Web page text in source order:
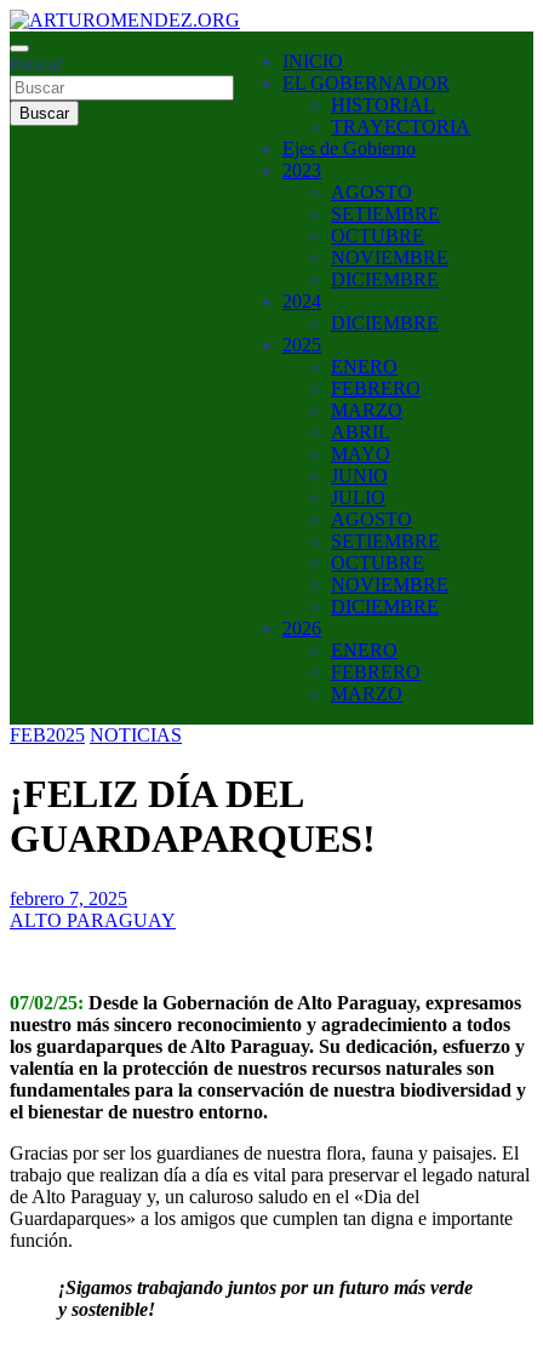
Saltar
al
contenido
ARTUROMENDEZ.ORG
ARTURO MENDEZ GOBERNADOR 2023
Buscar
Buscar
INICIO
EL GOBERNADOR
HISTORIAL
TRAYECTORIA
Ejes de Gobierno
2023
AGOSTO
SETIEMBRE
OCTUBRE
NOVIEMBRE
DICIEMBRE
2024
DICIEMBRE
2025
ENERO
FEBRERO
MARZO
ABRIL
MAYO
JUNIO
JULIO
AGOSTO
SETIEMBRE
OCTUBRE
NOVIEMBRE
DICIEMBRE
2026
ENERO
FEBRERO
MARZO
FEB2025 NOTICIAS
¡FELIZ DÍA DEL
GUARDAPARQUES!
febrero 7, 2025
ALTO PARAGUAY
07/02/25: Desde la Gobernación de Alto Paraguay, expresamos
nuestro más sincero reconocimiento y agradecimiento a todos
los guardaparques de Alto Paraguay. Su dedicación, esfuerzo y
valentía en la protección de nuestros recursos naturales son
fundamentales para la conservación de nuestra biodiversidad y
el bienestar de nuestro entorno.
Gracias por ser los guardianes de nuestra flora, fauna y paisajes. El
trabajo que realizan día a día es vital para preservar el legado natural
de Alto Paraguay y, un caluroso saludo en el «Dia del
Guardaparques» a los amigos que cumplen tan digna e importante
función.
¡Sigamos trabajando juntos por un futuro más verde
y sostenible!